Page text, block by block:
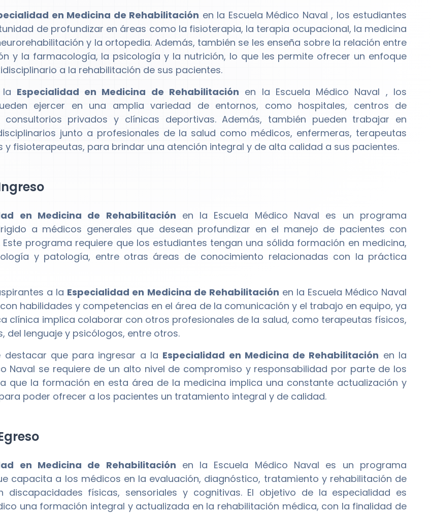
en Medicina de Rehabilitación en la Escuela Médico Naval , los estudiantes
de profundizar en áreas como la fisioterapia, la terapia ocupacional, la medicina
y la ortopedia. Además, también se les enseña sobre la relación entre
y la farmacología, la psicología y la nutrición, lo que les permite ofrecer un enfoque
a la rehabilitación de sus pacientes.
Especialidad en Medicina de Rehabilitación en la Escuela Médico Naval , los
ejercer en una amplia variedad de entornos, como hospitales, centros de
consultorios privados y clínicas deportivas. Además, también pueden trabajar en
junto a profesionales de la salud como médicos, enfermeras, terapeutas
y fisioterapeutas, para brindar una atención integral y de alta calidad a sus pacientes.
en Medicina de Rehabilitación en la Escuela Médico Naval es un programa
a médicos generales que desean profundizar en el manejo de pacientes con
programa requiere que los estudiantes tengan una sólida formación en medicina,
y patología, entre otras áreas de conocimiento relacionadas con la práctica
a la Especialidad en Medicina de Rehabilitación en la Escuela Médico Naval
habilidades y competencias en el área de la comunicación y el trabajo en equipo, ya
clínica implica colaborar con otros profesionales de la salud, como terapeutas físicos,
del lenguaje y psicólogos, entre otros.
destacar que para ingresar a la Especialidad en Medicina de Rehabilitación en la
Naval se requiere de un alto nivel de compromiso y responsabilidad por parte de los
que la formación en esta área de la medicina implica una constante actualización y
poder ofrecer a los pacientes un tratamiento integral y de calidad.
en Medicina de Rehabilitación en la Escuela Médico Naval es un programa
capacita a los médicos en la evaluación, diagnóstico, tratamiento y rehabilitación de
discapacidades físicas, sensoriales y cognitivas. El objetivo de la especialidad es
una formación integral y actualizada en la rehabilitación médica, con la finalidad de